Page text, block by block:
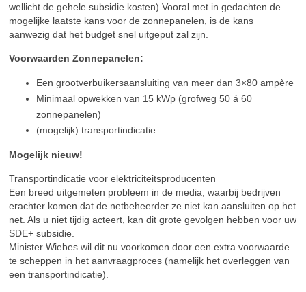
wellicht de gehele subsidie kosten) Vooral met in gedachten de
mogelijke laatste kans voor de zonnepanelen, is de kans
aanwezig dat het budget snel uitgeput zal zijn.
Voorwaarden Zonnepanelen:
Een grootverbuikersaansluiting van meer dan 3×80 ampère
Minimaal opwekken van 15 kWp (grofweg 50 á 60
zonnepanelen)
(mogelijk) transportindicatie
Mogelijk nieuw!
Transportindicatie voor elektriciteitsproducenten
Een breed uitgemeten probleem in de media, waarbij bedrijven
erachter komen dat de netbeheerder ze niet kan aansluiten op het
net. Als u niet tijdig acteert, kan dit grote gevolgen hebben voor uw
SDE+ subsidie.
Minister Wiebes wil dit nu voorkomen door een extra voorwaarde
te scheppen in het aanvraagproces (namelijk het overleggen van
een transportindicatie).